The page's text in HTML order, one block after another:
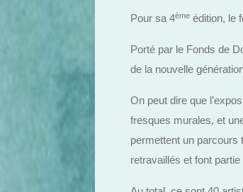
Pour sa 4ème édition, le
Porté par le Fonds de
de la nouvelle
On peut dire que
fresques murales, et
permettent un parcours
retravaillés et font